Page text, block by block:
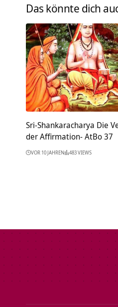
Das könnte dich
Sri-Shankaracharya Die
der Affirmation- AtBo 37
VOR 10 JAHREN 483 VIEWS